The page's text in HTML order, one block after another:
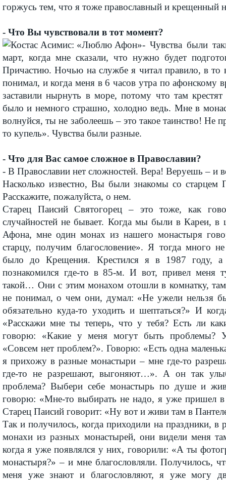
горжусь тем, что я тоже православный и крещенный
- Что Вы чувствовали в тот момент?
- Чувства были
март, когда мне сказали, что нужно будет
Причастию. Ночью на службе я читал правило, в то
понимал, и когда меня в 6 часов утра по афонскому
заставили нырнуть в море, потому что там
было и немного страшно, холодно ведь. Мне в
волнуйся, ты не заболеешь – это такое таинство! Не
то купель». Чувства были разные.
- Что для Вас самое сложное в Православии?
- В Православии нет сложностей. Вера! Веруешь – и
Насколько известно, Вы были знакомы со старцем
Расскажите, пожалуйста, о нем.
Старец Паисий Святогорец – это тоже, как
случайностей не бывает. Когда мы были в Кареи, в
Афона, мне один монах из нашего монастыря
старцу, получим благословение». Я тогда много
было до Крещения. Крестился я в 1987 году, а
познакомился где-то в 85-м. И вот, привел меня
такой… Они с этим монахом отошли в комнатку,
не понимал, о чем они, думал: «Не ужели нельзя
обязательно куда-то уходить и шептаться?» И
«Расскажи мне ты теперь, что у тебя? Есть ли
говорю: «Какие у меня могут быть проблемы?
«Совсем нет проблем?». Говорю: «Есть одна
я прихожу в разные монастыри – мне где-то
где-то не разрешают, выгоняют…». А он так
проблема? Выбери себе монастырь по душе и
говорю: «Мне-то выбирать не надо, я уже пришел в
Старец Паисий говорит: «Ну вот и живи там в
Так и получилось, когда приходили на праздники, в
монахи из разных монастырей, они видели меня
когда я уже появлялся у них, говорили: «А ты
монастыря?» – и мне благословляли. Получилось,
меня уже знают и благословляют, я уже могу